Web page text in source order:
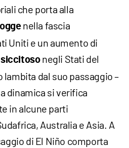
che porta alla
nella fascia
Uniti e un aumento di
negli Stati del
lambita dal suo passaggio –
dinamica si verifica
in alcune parti
Australia e Asia. A
di El Niño comporta